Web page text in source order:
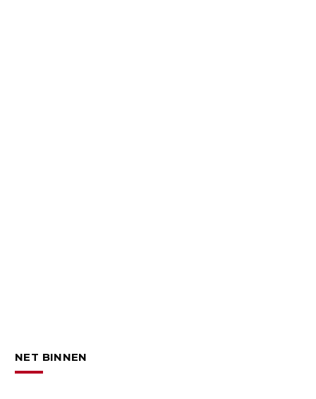
NET BINNEN